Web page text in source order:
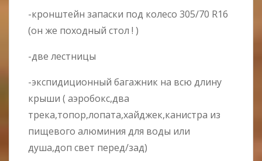
-кронштейн запаски под колесо 305/70 R16
(он же походный стол ! )
-две лестницы
-экспидиционный багажник на всю длину
крыши ( аэробокс,два
трека,топор,лопата,хайджек,канистра из
пищевого алюминия для воды или
душа,доп свет перед/зад)